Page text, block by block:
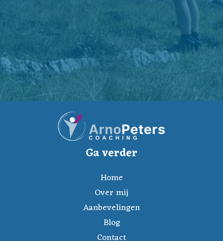
Ga verder
Home
Over mij
Aanbevelingen
Blog
Contact